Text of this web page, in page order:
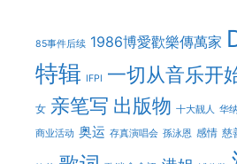
85事件后续 1986博愛歡樂傳萬家
特辑 IFPI 一切从音乐开
女 亲笔写 出版物 十大靓人 华纳
商业活动 奥运 存真演唱会 孫泳恩 感情 慈